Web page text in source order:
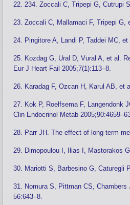
22. 234. Zoccali C, Tripepi G, Cutrupi
23. Zoccali C, Mallamaci F, Tripepi G,
24. Pingitore A, Landi P, Taddei MC,
25. Kozdag G, Ural D, Vural A, et al.
Eur J Heart Fail 2005;7(1):113–8.
26. Karadag F, Ozcan H, Karul AB, et
27. Kok P, Roelfsema F, Langendonk
Clin Endocrinol Metab
28. Parr JH. The effect of long-term
29. Dimopoulou I, Ilias I, Mastorakos
30. Mariotti S, Barbesino G, Caturegli
31. Nomura S, Pittman CS,
56:643–8.